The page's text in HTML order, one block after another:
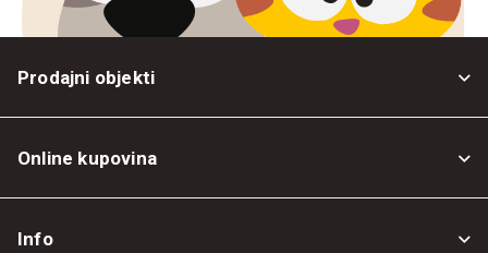
Prodajni objekti
Online kupovina
Info